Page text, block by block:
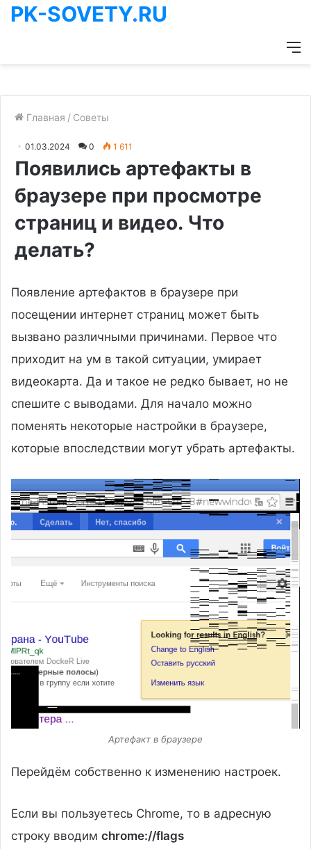
PK-SOVETY.RU
Главная / Советы
01.03.2024 0 1 611
Появились артефакты в
браузере при просмотре
страниц и видео. Что
делать?
Появление артефактов в браузере при
посещении интернет страниц может быть
вызвано различными причинами. Первое что
приходит на ум в такой ситуации, умирает
видеокарта. Да и такое не редко бывает, но не
спешите с выводами. Для начало можно
поменять некоторые настройки в браузере,
которые впоследствии могут убрать артефакты.
Артефакт в браузере
Перейдём собственно к изменению настроек.
Если вы пользуетесь Chrome, то в адресную
строку вводим chrome://flags